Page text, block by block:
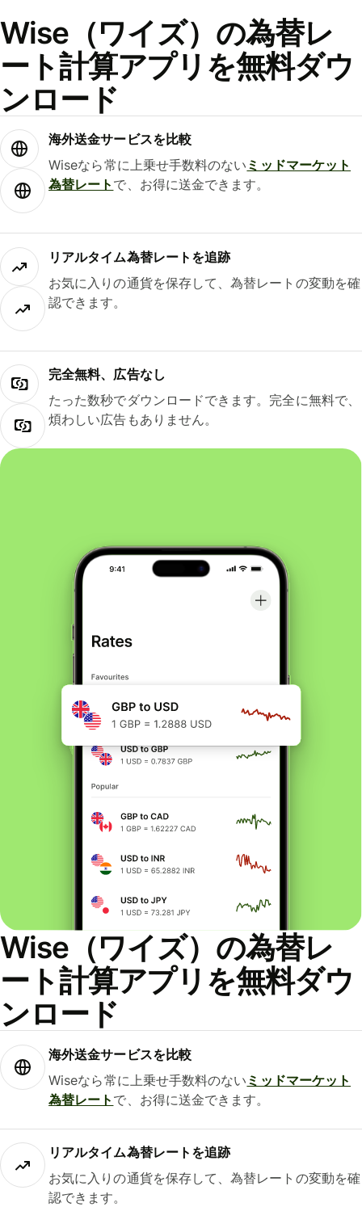
Wise（ワイズ）の為替レ
ート計算アプリを無料ダウ
ンロード
海外送金サービスを比較
Wiseなら常に上乗せ手数料のない ミッドマーケット
為替レート で、お得に送金できます。
リアルタイム為替レートを追跡
お気に入りの通貨を保存して、為替レートの変動を確
認できます。
完全無料、広告なし
たった数秒でダウンロードできます。完全に無料で、
煩わしい広告もありません。
Wise（ワイズ）の為替レ
ート計算アプリを無料ダウ
ンロード
海外送金サービスを比較
Wiseなら常に上乗せ手数料のない ミッドマーケット
為替レート で、お得に送金できます。
リアルタイム為替レートを追跡
お気に入りの通貨を保存して、為替レートの変動を確
認できます。